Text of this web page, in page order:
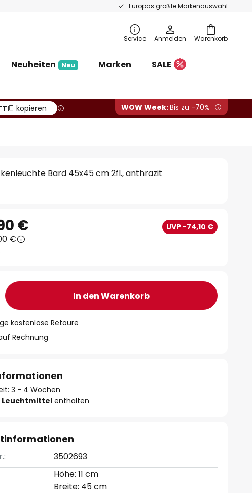
Europas größte Markenauswahl
Warenkorb
Service Anmelden
Neuheiten Neu Marken
SALE
kopieren WOW Week:Bis zu -70%
Bard 45x45 cm 2fl., anthrazit
€ UVP -74,10 €
€
In den Warenkorb
kostenlose Retoure
Rechnung
3 - 4 Wochen
Leuchtmittelenthalten
3502693
Höhe: 11 cm
Breite: 45 cm